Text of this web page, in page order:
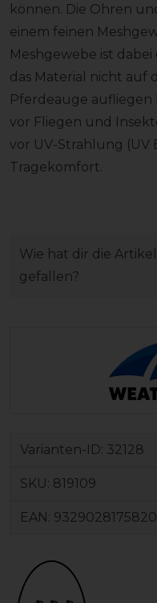
können. Die Ohren
einem feinen
Meshgewebe ist
das Material nicht auf
Pferdeauge aufliegen
vor Fliegen und
vor UV-Strahlung (UV
Tragekomfort.
Wie hat dir die
gefallen?
Varianten-ID: 32128
SKU: 819109
EAN: 9329028175820